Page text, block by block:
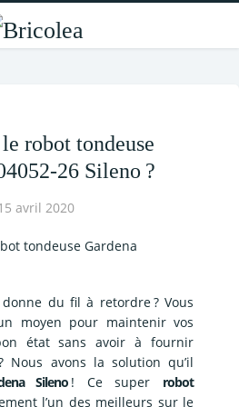
robot tondeuse
26 Sileno ?
avril 2020
du fil à retordre ? Vous
moyen pour maintenir vos
état sans avoir à fournir
Nous avons la solution qu’il
Sileno ! Ce super robot
l’un des meilleurs sur le